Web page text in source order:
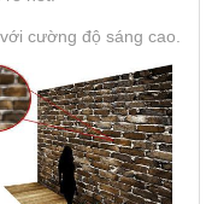
cường độ sáng cao.